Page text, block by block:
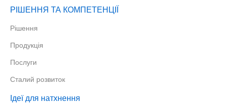
РІШЕННЯ ТА КОМПЕТЕНЦІЇ
Рішення
Продукція
Послуги
Сталий розвиток
Ідеї для натхнення